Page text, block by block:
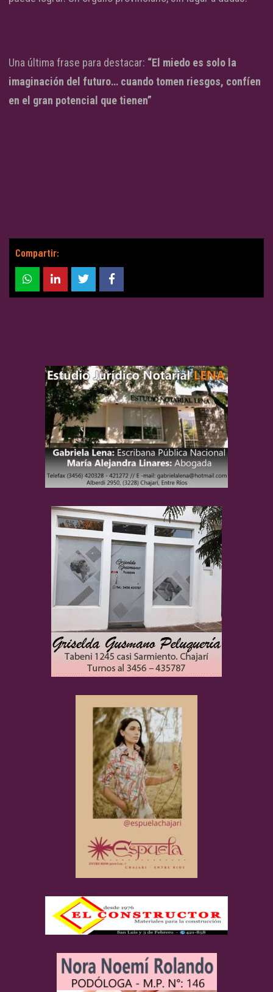
Una última frase para destacar: “El miedo es solo la
imaginación del futuro… cuando tomen riesgos, confíen
en el gran potencial que tienen”
Compartir: